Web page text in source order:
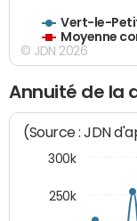
Vert-le-
Moyenne
© JDN 2026
Annuité de la
(Source : JDN
250k
300k